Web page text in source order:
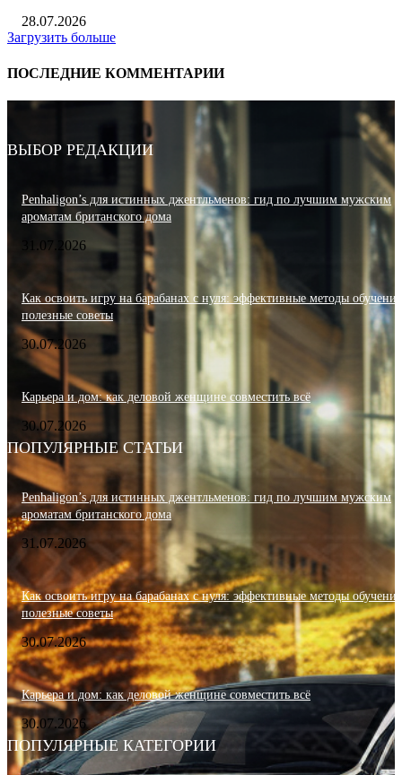
28.07.2026
Загрузить больше
ПОСЛЕДНИЕ КОММЕНТАРИИ
ВЫБОР РЕДАКЦИИ
Penhaligon’s для истинных джентльменов: гид по лучшим мужским
ароматам британского дома
31.07.2026
Как освоить игру на барабанах с нуля: эффективные методы
полезные советы
30.07.2026
Карьера и дом: как деловой женщине совместить всё
30.07.2026
ПОПУЛЯРНЫЕ СТАТЬИ
Penhaligon’s для истинных джентльменов: гид по лучшим мужским
ароматам британского дома
31.07.2026
Как освоить игру на барабанах с нуля: эффективные методы
полезные советы
30.07.2026
Карьера и дом: как деловой женщине совместить всё
30.07.2026
ПОПУЛЯРНЫЕ КАТЕГОРИИ